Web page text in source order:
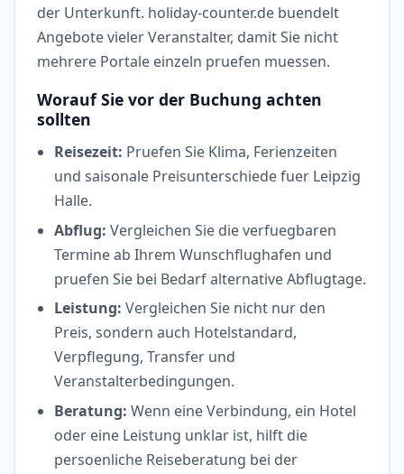
der Unterkunft. holiday-counter.de buendelt
Angebote vieler Veranstalter, damit Sie nicht
mehrere Portale einzeln pruefen muessen.
Worauf Sie vor der Buchung achten
sollten
Reisezeit: Pruefen Sie Klima, Ferienzeiten
und saisonale Preisunterschiede fuer Leipzig
Halle.
Abflug: Vergleichen Sie die verfuegbaren
Termine ab Ihrem Wunschflughafen und
pruefen Sie bei Bedarf alternative Abflugtage.
Leistung: Vergleichen Sie nicht nur den
Preis, sondern auch Hotelstandard,
Verpflegung, Transfer und
Veranstalterbedingungen.
Beratung: Wenn eine Verbindung, ein Hotel
oder eine Leistung unklar ist, hilft die
persoenliche Reiseberatung bei der